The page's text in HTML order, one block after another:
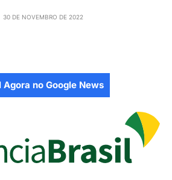
30 DE NOVEMBRO DE 2022
Agora no Google News